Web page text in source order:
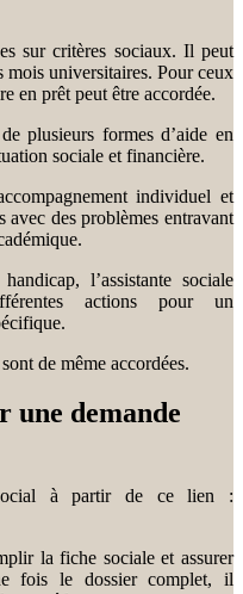
sur critères sociaux. Il peut
mois universitaires. Pour ceux
en prêt peut être accordée.
plusieurs formes d’aide en
sociale et financière.
individuel et
avec des problèmes entravant
l’assistante sociale
actions pour un
de même accordées.
une demande
social à partir de ce lien :
la fiche sociale et assurer
fois le dossier complet, il